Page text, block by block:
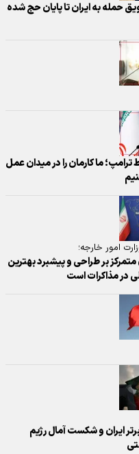
حمله به ایران تا پایان حج شده
ما کارمان را در میدان عمل
امور خارجه؛
بر طراحی و پیشبرد بهترین
در مذاکرات است
ایران و شکست آمال رژیم